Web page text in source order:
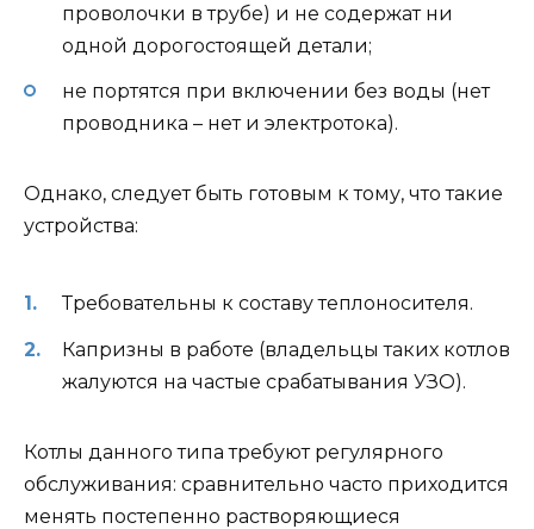
проволочки в трубе) и не содержат ни
одной дорогостоящей детали;
не портятся при включении без воды (нет
проводника – нет и электротока).
Однако, следует быть готовым к тому, что такие
устройства:
Требовательны к составу теплоносителя.
Капризны в работе (владельцы таких котлов
жалуются на частые срабатывания УЗО).
Котлы данного типа требуют регулярного
обслуживания: сравнительно часто приходится
менять постепенно растворяющиеся